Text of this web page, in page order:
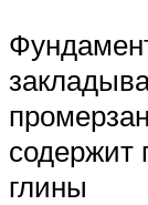
содержит
глины